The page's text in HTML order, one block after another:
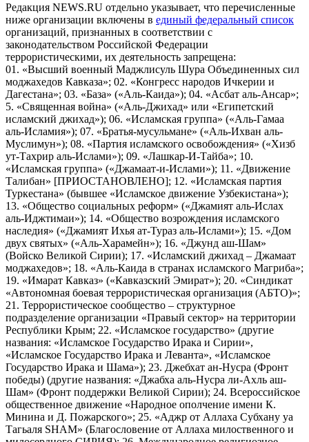
Редакция NEWS.RU отдельно указывает, что перечисленные
ниже организации включены в единый федеральный список
организаций, признанных в соответствии с
законодательством Российской Федерации
террористическими, их деятельность запрещена:
01. «Высший военный Маджлисуль Шура Объединенных сил
моджахедов Кавказа»; 02. «Конгресс народов Ичкерии и
Дагестана»; 03. «База» («Аль-Каида»); 04. «Асбат аль-Ансар»;
5. «Священная война» («Аль-Джихад» или «Египетский
исламский джихад»); 06. «Исламская группа» («Аль-Гамаа
аль-Исламия»); 07. «Братья-мусульмане» («Аль-Ихван аль-
Муслимун»); 08. «Партия исламского освобождения» («Хизб
ут-Тахрир аль-Ислами»); 09. «Лашкар-И-Тайба»; 10.
«Исламская группа» («Джамаат-и-Ислами»); 11. «Движение
Талибан» [ПРИОСТАНОВЛЕНО]; 12. «Исламская партия
Туркестана» (бывшее «Исламское движение Узбекистана»);
13. «Общество социальных реформ» («Джамият аль-Ислах
аль-Иджтимаи»); 14. «Общество возрождения исламского
наследия» («Джамият Ихья ат-Тураз аль-Ислами»); 15. «Дом
двух святых» («Аль-Харамейн»); 16. «Джунд аш-Шам»
(Войско Великой Сирии); 17. «Исламский джихад – Джамаат
моджахедов»; 18. «Аль-Каида в странах исламского Магриба»;
19. «Имарат Кавказ» («Кавказский Эмират»); 20. «Синдикат
«Автономная боевая террористическая организация (АБТО)»;
21. Террористическое сообщество – структурное
подразделение организации «Правый сектор» на территории
Республики Крым; 22. «Исламское государство» (другие
названия: «Исламское Государство Ирака и Сирии»,
«Исламское Государство Ирака и Леванта», «Исламское
Государство Ирака и Шама»); 23. Джебхат ан-Нусра (Фронт
победы) (другие названия: «Джабха аль-Нусра ли-Ахль аш-
Шам» (Фронт поддержки Великой Сирии); 24. Всероссийское
общественное движение «Народное ополчение имени К.
Минина и Д. Пожарского»; 25. «Аджр от Аллаха Субхану уа
Тагьаля SHAM» (Благословение от Аллаха милоственного и